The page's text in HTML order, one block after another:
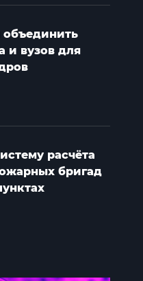
и вузов для
расчёта
бригад